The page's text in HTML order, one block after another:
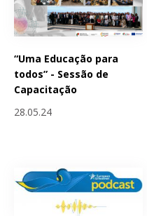
“Uma Educação para
todos” - Sessão de
Capacitação
28.05.24